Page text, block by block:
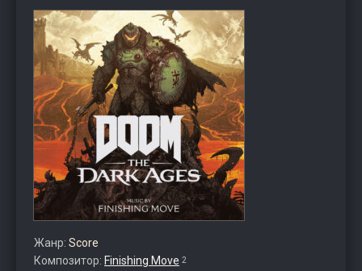
Жанр: Score
Композитор: Finishing Move 2